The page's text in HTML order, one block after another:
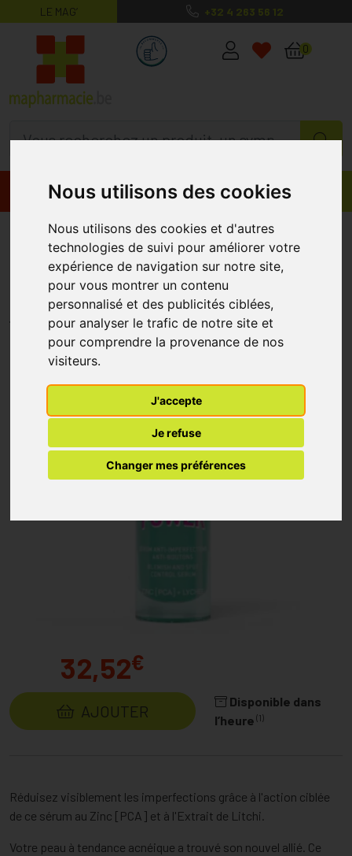
Nous utilisons des cookies
Nous utilisons des cookies et d'autres
technologies de suivi pour améliorer votre
expérience de navigation sur notre site,
pour vous montrer un contenu
personnalisé et des publicités ciblées,
pour analyser le trafic de notre site et
pour comprendre la provenance de nos
visiteurs.
J'accepte
Je refuse
Changer mes préférences
LE MAG’ +32 4 263 56 12
MaPharmacie.be ma santé, mes
0
Promos Produits
Nuxe Zinc Power Sérum Anti-
imperfections 30ml Prix
Permanent
32,52€
AJOUTER
Disponible dans
l’heure (1)
Réduisez visiblement les imperfections grâce à l'action ciblée
de ce sérum au Zinc [PCA] et à l'Extrait de Litchi.
Votre peau à tendance acnéique a trouvé son nouvel allié. Ce